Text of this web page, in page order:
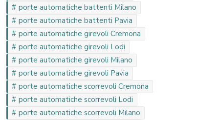
porte automatiche battenti Milano
porte automatiche battenti Pavia
porte automatiche girevoli Cremona
porte automatiche girevoli Lodi
porte automatiche girevoli Milano
porte automatiche girevoli Pavia
porte automatiche scorrevoli Cremona
porte automatiche scorrevoli Lodi
porte automatiche scorrevoli Milano